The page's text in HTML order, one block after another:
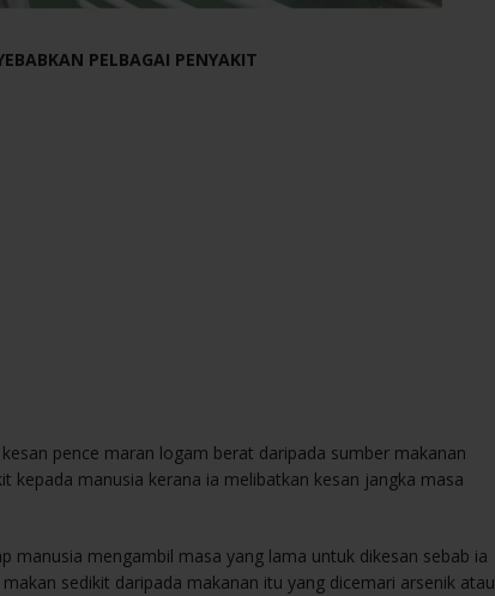
PELBAGAI PENYAKIT
pence maran logam berat daripada sumber makanan
kepada manusia kerana ia melibatkan kesan jangka masa
manusia mengambil masa yang lama untuk dikesan sebab ia
sedikit daripada makanan itu yang dicemari arsenik atau